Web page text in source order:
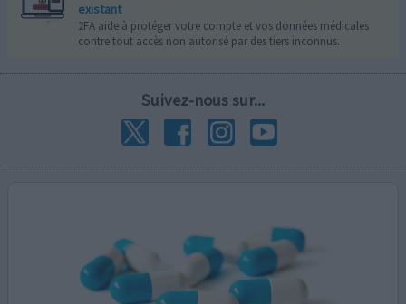
existant
2FA aide à protéger votre compte et vos données médicales
contre tout accès non autorisé par des tiers inconnus.
Suivez-nous sur...